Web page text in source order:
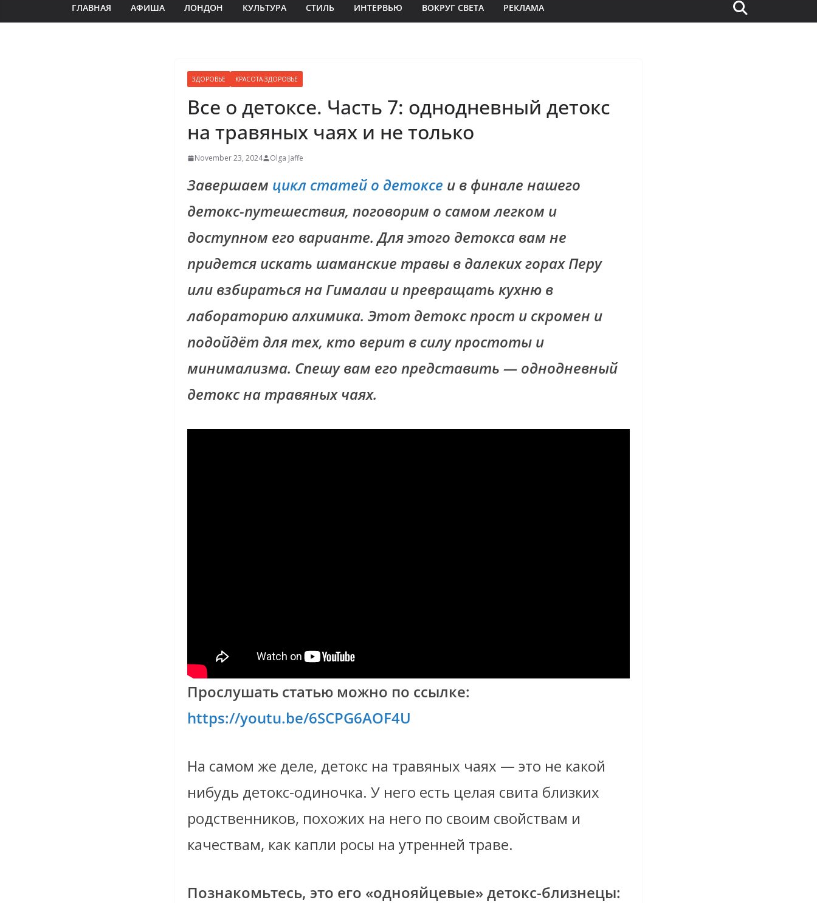
ГЛАВНАЯ АФИША ЛОНДОН КУЛЬТУРА СТИЛЬ ИНТЕРВЬЮ ВОКРУГ СВЕТА РЕКЛАМА
ЗДОРОВЬЕ КРАСОТА-ЗДОРОВЬЕ
Все о детоксе. Часть 7: однодневный детокс
на травяных чаях и не только
November 23, 2024 Olga Jaffe
Завершаем цикл статей о детоксе и в финале нашего
детокс-путешествия, поговорим о самом легком и
доступном его варианте. Для этого детокса вам не
придется искать шаманские травы в далеких горах Перу
или взбираться на Гималаи и превращать кухню в
лабораторию алхимика. Этот детокс прост и скромен и
подойдёт для тех, кто верит в силу простоты и
минимализма. Спешу вам его представить — однодневный
детокс на травяных чаях.
Прослушать статью можно по ссылке:
https://youtu.be/6SCPG6AOF4U
На самом же деле, детокс на травяных чаях — это не какой
нибудь детокс-одиночка. У него есть целая свита близких
родственников, похожих на него по своим свойствам и
качествам, как капли росы на утренней траве.
Познакомьтесь, это его «однояйцевые» детокс-близнецы: